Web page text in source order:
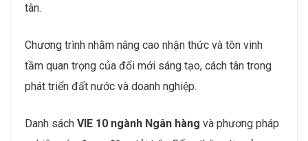
tân.
Chương trình nhằm nâng cao nhận thức và tôn vinh
tầm quan trọng của đổi mới sáng tạo, cách tân trong
phát triển đất nước và doanh nghiệp.
Danh sách VIE 10 ngành Ngân hàng và phương pháp